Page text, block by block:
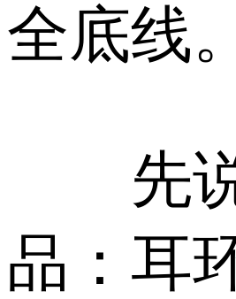
全底线。
先
品：耳